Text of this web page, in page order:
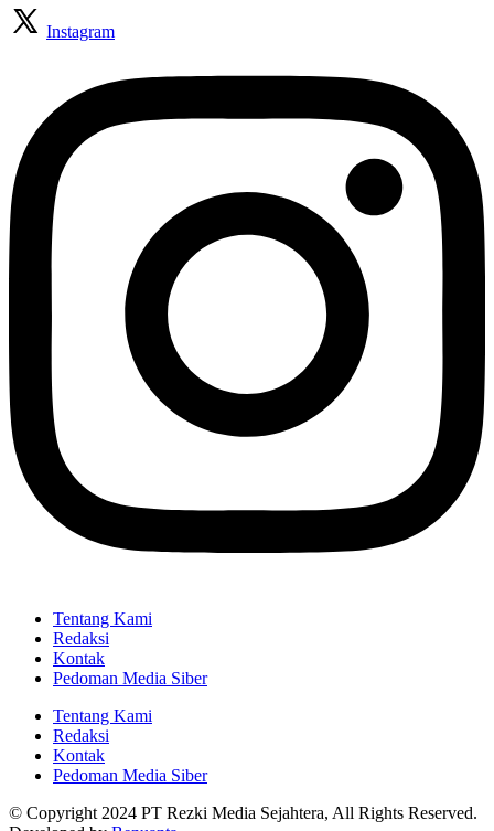
Instagram
Tentang Kami
Redaksi
Kontak
Pedoman Media Siber
Tentang Kami
Redaksi
Kontak
Pedoman Media Siber
© Copyright 2024 PT Rezki Media Sejahtera, All Rights Reserved.